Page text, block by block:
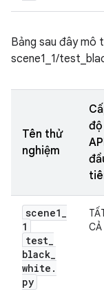
Bảng sau đây mô
scene1_1/
Tên thử
nghiệm
độ
scene1_
1
test_
black_
white .
py
CẢ